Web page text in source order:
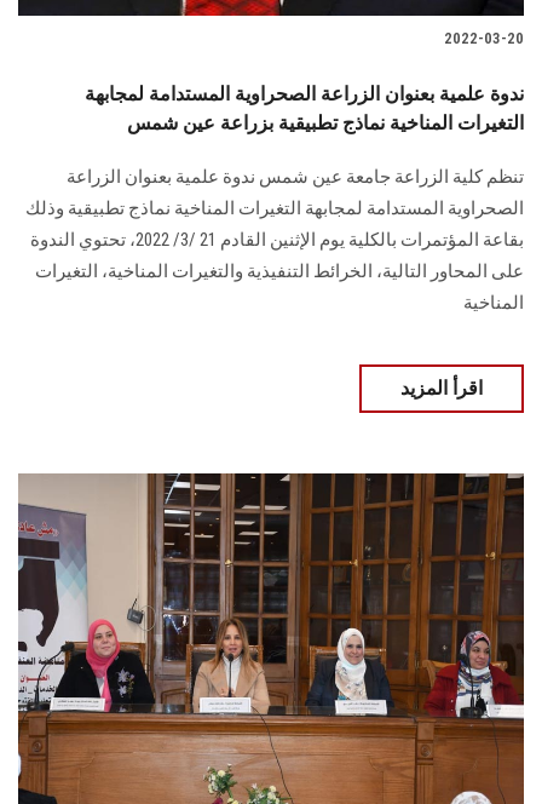
الزائـرون
سجل الان
2022-03-20
ندوة علمية بعنوان الزراعة الصحراوية المستدامة لمجابهة
التغيرات المناخية نماذج تطبيقية بزراعة عين شمس
تنظم كلية الزراعة جامعة عين شمس ندوة علمية بعنوان الزراعة
الصحراوية المستدامة لمجابهة التغيرات المناخية نماذج تطبيقية وذلك
بقاعة المؤتمرات بالكلية يوم الإثنين القادم 21 /3/ 2022، تحتوي الندوة
على المحاور التالية، الخرائط التنفيذية والتغيرات المناخية، التغيرات
المناخية
اقرأ المزيد